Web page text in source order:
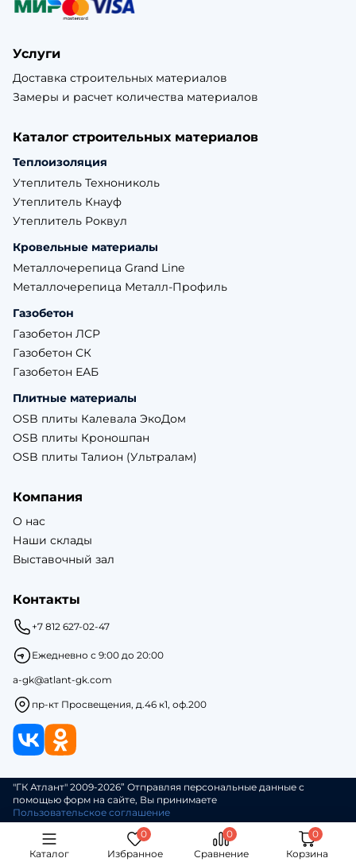
Каталог Избранное Сравнение Корзина
Услуги
Доставка строительных материалов
Замеры и расчет количества материалов
Каталог строительных материалов
Теплоизоляция
Утеплитель Технониколь
Утеплитель Кнауф
Утеплитель Роквул
Кровельные материалы
Металлочерепица Grand Line
Металлочерепица Металл-Профиль
Газобетон
Газобетон ЛСР
Газобетон СК
Газобетон ЕАБ
Плитные материалы
OSB плиты Калевала ЭкоДом
OSB плиты Кроношпан
OSB плиты Талион (Ультралам)
Компания
О нас
Наши склады
Выставочный зал
Контакты
+7 812 627-02-47
Ежедневно с 9:00 до 20:00
a-gk@atlant-gk.com
пр-кт Просвещения, д.46 к1, оф.200
"ГК Атлант" 2009-2026” Отправляя персональные данные с
помощью форм на сайте, Вы принимаете
Пользовательское соглашение